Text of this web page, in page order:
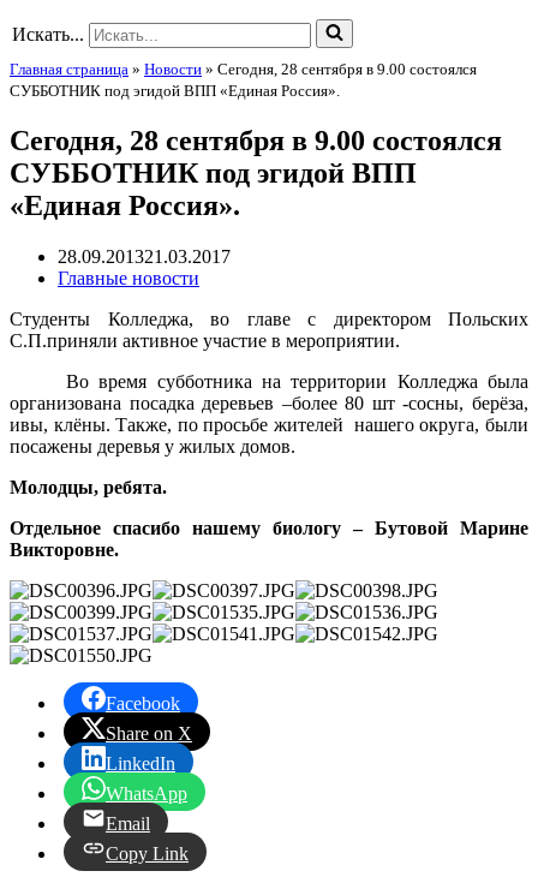
Искать...
Главная страница » Новости » Сегодня, 28 сентября в 9.00 состоялся
СУББОТНИК под эгидой ВПП «Единая Россия».
Сегодня, 28 сентября в 9.00 состоялся
СУББОТНИК под эгидой ВПП
«Единая Россия».
28.09.201321.03.2017
Главные новости
Студенты Колледжа, во главе с директором Польских
С.П.приняли активное участие в мероприятии.
Во время субботника на территории Колледжа была
организована посадка деревьев –более 80 шт -сосны, берёза,
ивы, клёны. Также, по просьбе жителей нашего округа, были
посажены деревья у жилых домов.
Молодцы, ребята.
Отдельное спасибо нашему биологу – Бутовой Марине
Викторовне.
Facebook
Share on X
LinkedIn
WhatsApp
Email
Copy Link